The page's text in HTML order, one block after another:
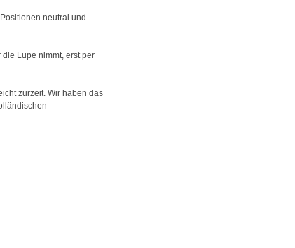
neutral und
Lupe nimmt, erst per
zurzeit. Wir haben das